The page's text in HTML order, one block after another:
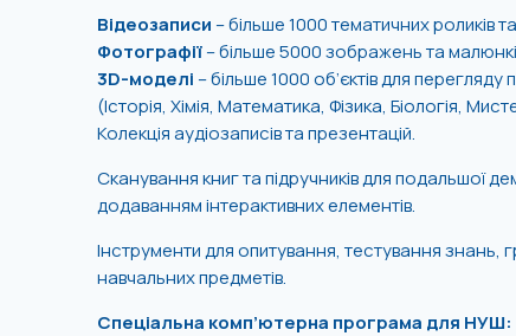
Відеозаписи – більше 1000 тематичних роликів
Фотографії– більше 5000 зображень та
3D-моделі – більше 1000 об’єктів для перегляду
(Історія, Хімія, Математика, Фізика, Біологія,
Колекція аудіозаписів та презентацій.
Сканування книг та підручників для подальшої
додаванням інтерактивних елементів.
Інструменти для опитування, тестування знань,
навчальних предметів.
Спеціальна комп’ютерна програма для НУШ: